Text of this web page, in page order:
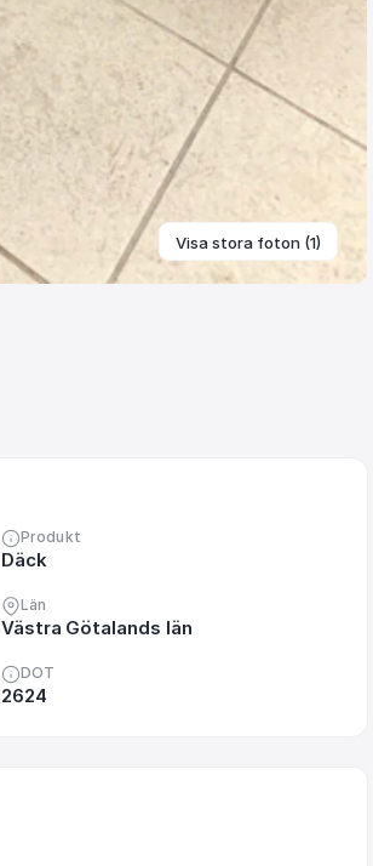
Visa stora foton (1)
Produkt
Däck
Län
Västra Götalands län
DOT
2624